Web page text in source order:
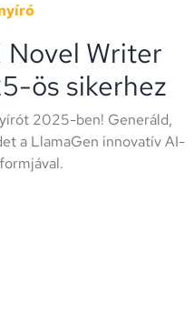
Novel Writer
ös sikerhez
2025-ben! Generáld,
a LlamaGen innovatív AI-